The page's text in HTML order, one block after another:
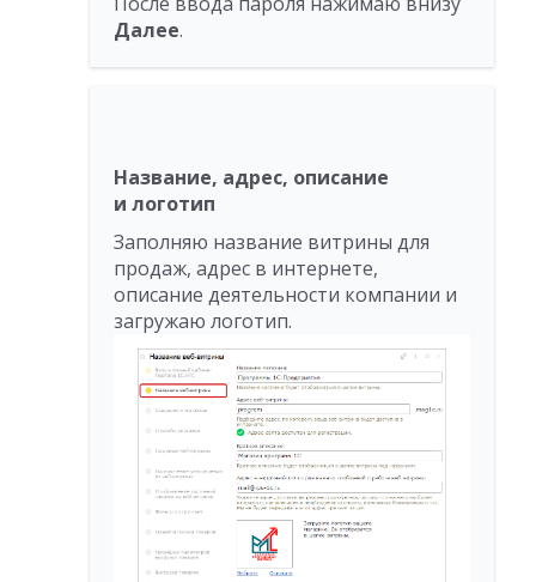
Далее.
Название, адрес, описание
и логотип
Заполняю название витрины для
продаж, адрес в интернете,
описание деятельности компании и
загружаю логотип.